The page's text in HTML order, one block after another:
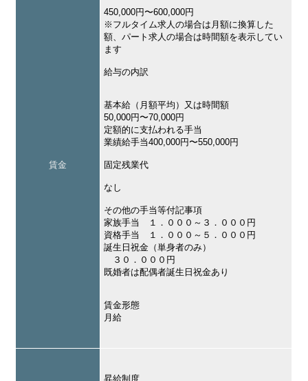
賃金
450,000円〜600,000円
※フルタイム求人の場合は月額に換算した
額、パート求人の場合は時間額を表示してい
ます
給与の内訳
基本給（月額平均）又は時間額
50,000円〜70,000円
定額的に支払われる手当
業績給手当400,000円〜550,000円
固定残業代
なし
その他の手当等付記事項
家族手当 １．０００～３．０００円
資格手当 １．０００～５．０００円
誕生日祝金（単身者のみ）
３０．０００円
既婚者は配偶者誕生日祝金あり
賃金形態
月給
昇給制度